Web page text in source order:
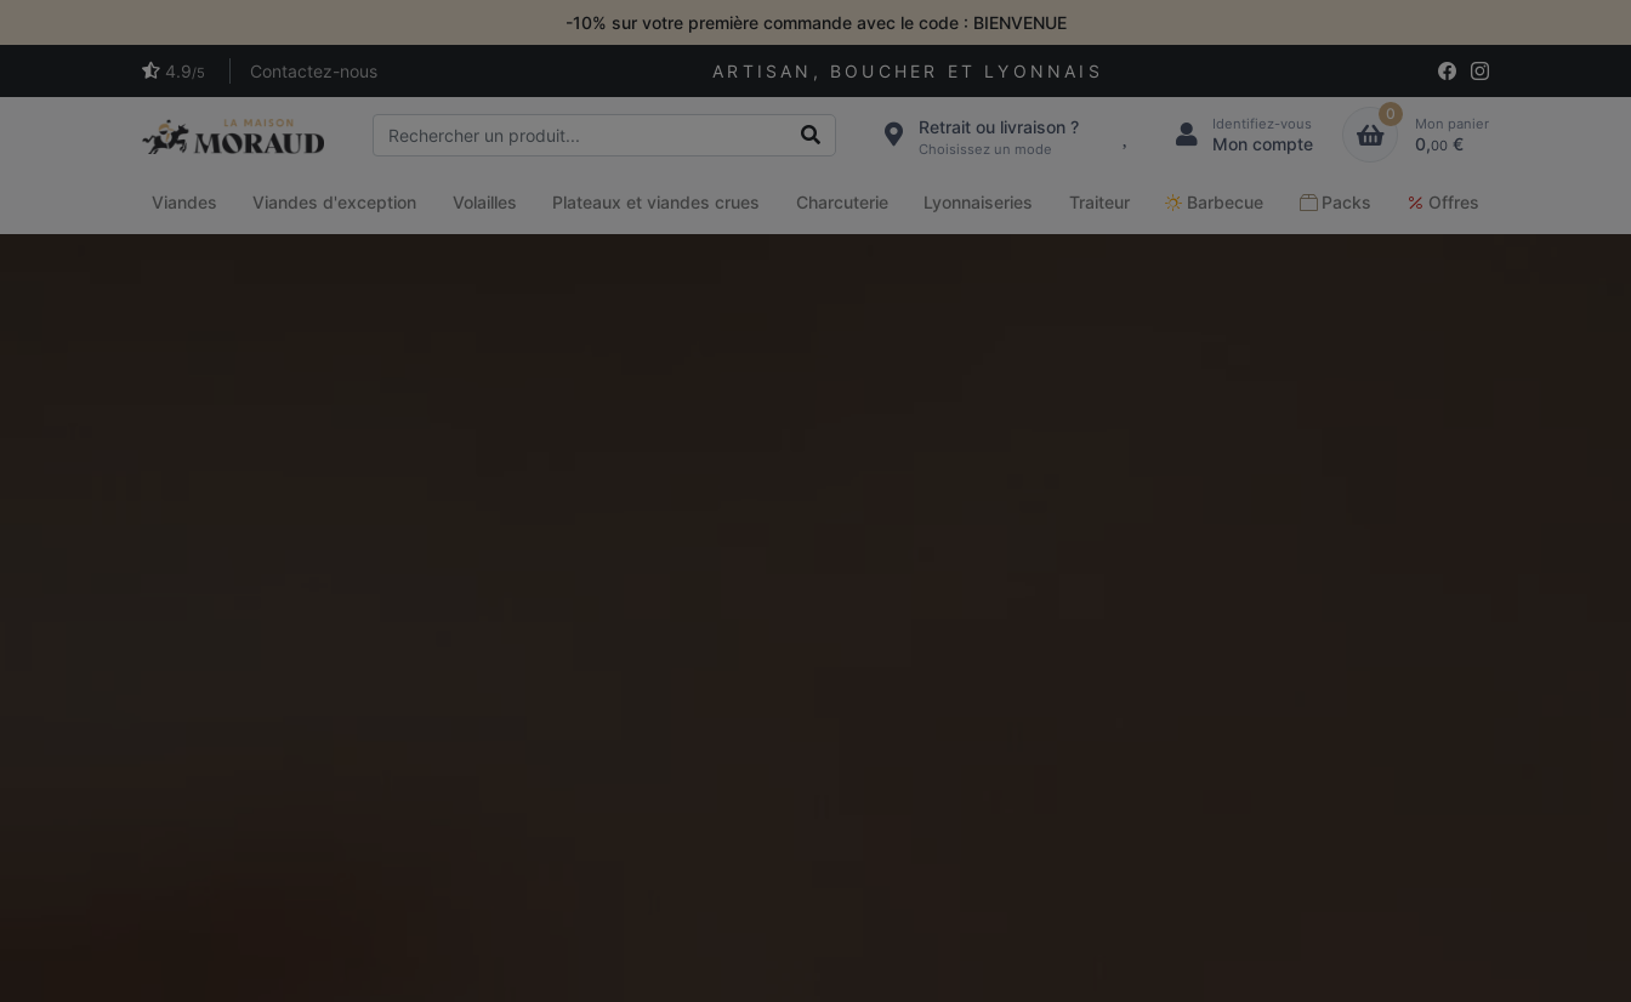
-10% sur votre première commande avec le code : BIENVENUE
4.9/5 Contactez-nous ARTISAN, BOUCHER ET LYONNAIS
Retrait ou livraison ?
Choisissez un mode
Identifiez-vous
Mon compte
0
Mon panier
0,00 €
Viandes Viandes d'exception Volailles Plateaux et viandes crues Charcuterie Lyonnaiseries Traiteur Barbecue Packs Offres